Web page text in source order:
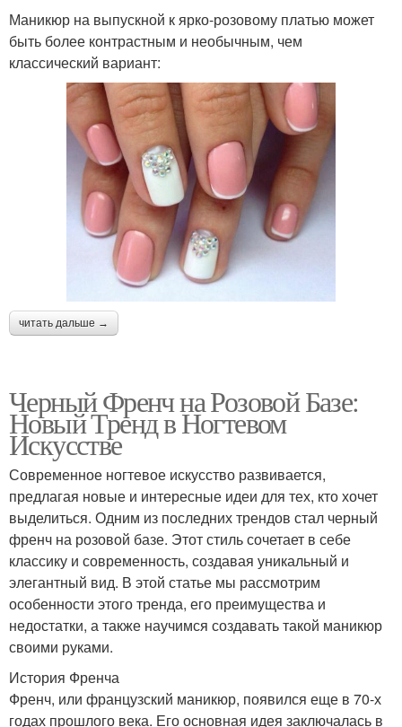
Маникюр на выпускной к ярко-розовому платью может
быть более контрастным и необычным, чем
классический вариант:
читать дальше →
Черный Френч на Розовой Базе:
Новый Тренд в Ногтевом
Искусстве
Современное ногтевое искусство развивается,
предлагая новые и интересные идеи для тех, кто хочет
выделиться. Одним из последних трендов стал черный
френч на розовой базе. Этот стиль сочетает в себе
классику и современность, создавая уникальный и
элегантный вид. В этой статье мы рассмотрим
особенности этого тренда, его преимущества и
недостатки, а также научимся создавать такой маникюр
своими руками.
История Френча
Френч, или французский маникюр, появился еще в 70-х
годах прошлого века. Его основная идея заключалась в